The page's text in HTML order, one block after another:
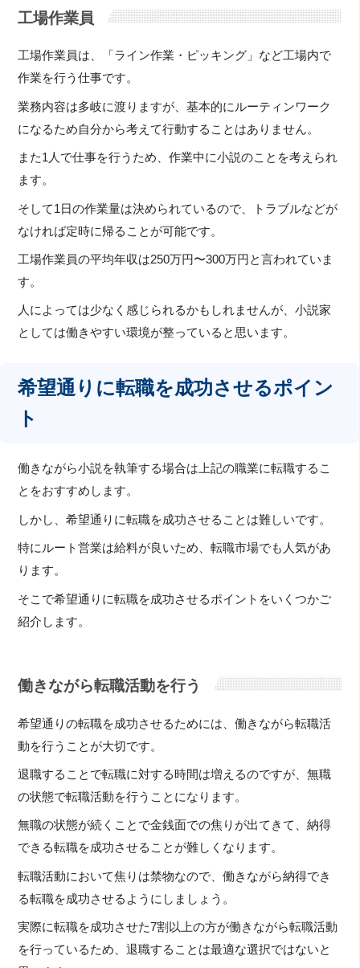
工場作業員
工場作業員は、「ライン作業・ピッキング」など工場内で
作業を行う仕事です。
業務内容は多岐に渡りますが、基本的にルーティンワーク
になるため自分から考えて行動することはありません。
また1人で仕事を行うため、作業中に小説のことを考えられ
ます。
そして1日の作業量は決められているので、トラブルなどが
なければ定時に帰ることが可能です。
工場作業員の平均年収は250万円〜300万円と言われていま
す。
人によっては少なく感じられるかもしれませんが、小説家
としては働きやすい環境が整っていると思います。
希望通りに転職を成功させるポイン
ト
働きながら小説を執筆する場合は上記の職業に転職するこ
とをおすすめします。
しかし、希望通りに転職を成功させることは難しいです。
特にルート営業は給料が良いため、転職市場でも人気があ
ります。
そこで希望通りに転職を成功させるポイントをいくつかご
紹介します。
働きながら転職活動を行う
希望通りの転職を成功させるためには、働きながら転職活
動を行うことが大切です。
退職することで転職に対する時間は増えるのですが、無職
の状態で転職活動を行うことになります。
無職の状態が続くことで金銭面での焦りが出てきて、納得
できる転職を成功させることが難しくなります。
転職活動において焦りは禁物なので、働きながら納得でき
る転職を成功させるようにしましょう。
実際に転職を成功させた7割以上の方が働きながら転職活動
を行っているため、退職することは最適な選択ではないと